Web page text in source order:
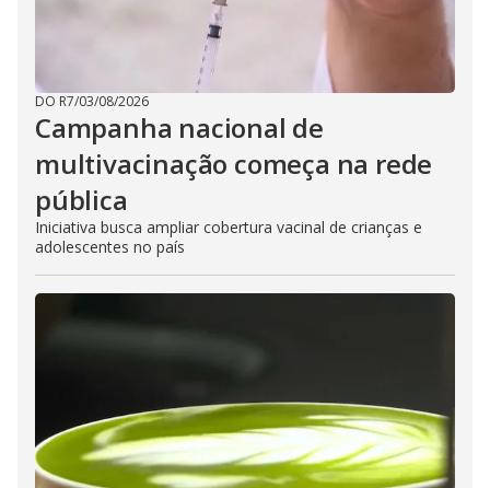
DO R7/03/08/2026
Campanha nacional de
multivacinação começa na rede
pública
Iniciativa busca ampliar cobertura vacinal de crianças e
adolescentes no país